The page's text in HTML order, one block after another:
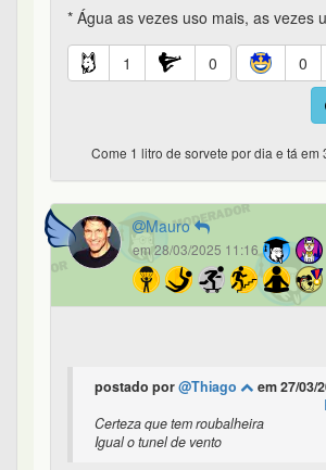
* Água as vezes uso mais, as vezes
1 0 0
Come 1 litro de sorvete por dia e tá em
Mauro
em 28/03/2025 11:16
postado por@Thiago
em 27/03/
Certeza que tem roubalheira
Igual o tunel de vento